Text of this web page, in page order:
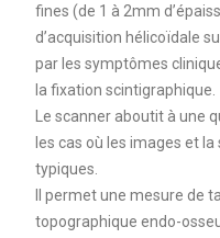
fines (de 1 à 2mm
d’acquisition hélicoïdale
par les symptômes
la fixation scintigraphique.
Le scanner aboutit à une
les cas où les images et
typiques.
Il permet une mesure de
topographique endo-